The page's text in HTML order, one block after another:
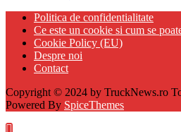
Politica de confidentialitate
Ce este un cookie si cum se
Cookie Policy (EU)
Despre noi
Contact
Copyright © 2024 by TruckNews.ro
Powered By SpiceThemes